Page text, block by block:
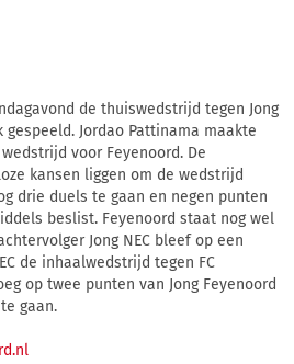
de thuiswedstrijd tegen Jong
gespeeld. Jordao Pattinama maakte
voor Feyenoord. De
kansen liggen om de wedstrijd
drie duels te gaan en negen punten
beslist. Feyenoord staat nog wel
Jong NEC bleef op een
de inhaalwedstrijd tegen FC
op twee punten van Jong Feyenoord
gaan.